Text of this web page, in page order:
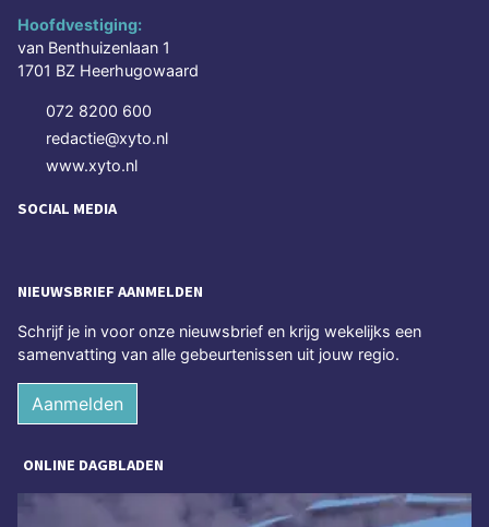
Hoofdvestiging:
van Benthuizenlaan 1
1701 BZ Heerhugowaard
072 8200 600
redactie@xyto.nl
www.xyto.nl
SOCIAL MEDIA
NIEUWSBRIEF AANMELDEN
Schrijf je in voor onze nieuwsbrief en krijg wekelijks een
samenvatting van alle gebeurtenissen uit jouw regio.
Aanmelden
ONLINE DAGBLADEN